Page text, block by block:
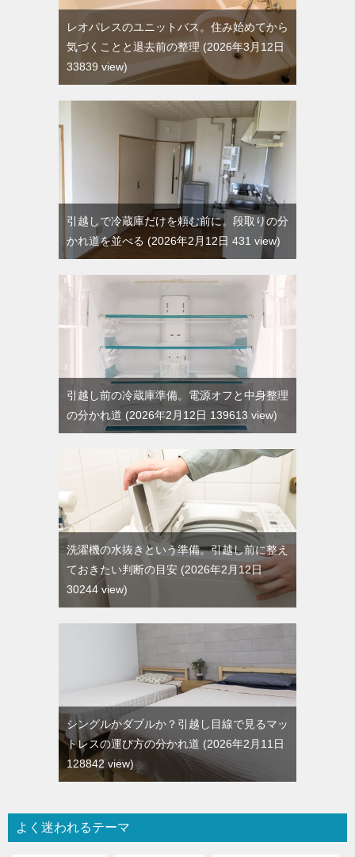
レオパレスのユニットバス。住み始めてから
気づくことと退去前の整理
2026年3月12日
33839 view
引越しで冷蔵庫だけを頼む前に。段取りの分
かれ道を並べる
2026年2月12日 431 view
引越し前の冷蔵庫準備。電源オフと中身整理
の分かれ道
2026年2月12日 139613 view
洗濯機の水抜きという準備。引越し前に整え
ておきたい判断の目安
2026年2月12日
30244 view
シングルかダブルか？引越し目線で見るマッ
トレスの運び方の分かれ道
2026年2月11日
128842 view
よく迷われるテーマ